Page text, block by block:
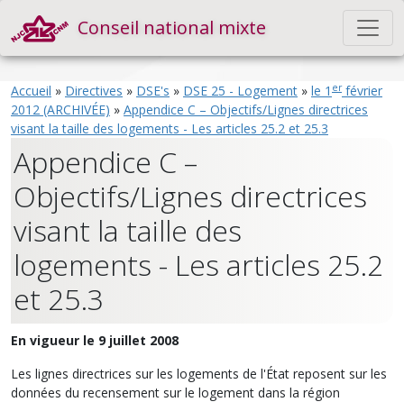
Conseil national mixte
Accueil » Directives » DSE's » DSE 25 - Logement » le 1 erfévrier
2012 (ARCHIVÉE) » Appendice C – Objectifs/Lignes directrices
visant la taille des logements - Les articles 25.2 et 25.3
Appendice C –
Objectifs/Lignes directrices
visant la taille des
logements - Les articles 25.2
et 25.3
En vigueur le 9 juillet 2008
Les lignes directrices sur les logements de l'État reposent sur les
données du recensement sur le logement dans la région